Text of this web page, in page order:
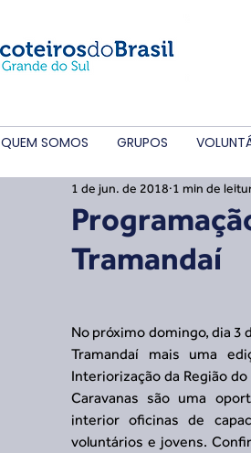
QUEM SOMOS GRUPOS
Tramandaí
1 de jun. de 2018 1 min de
No próximo domingo, dia 3
Tramandaí mais uma
Interiorização da Região
Caravanas são uma
interior oficinas de
voluntários e jovens.